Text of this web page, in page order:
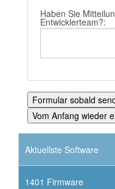
Haben Sie
Entwicklerteam?:
Aktuellste Software
1401 Firmware